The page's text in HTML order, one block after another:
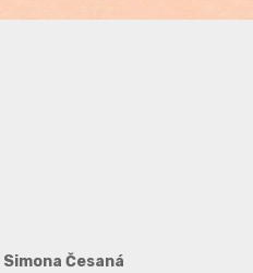
Simona Česaná